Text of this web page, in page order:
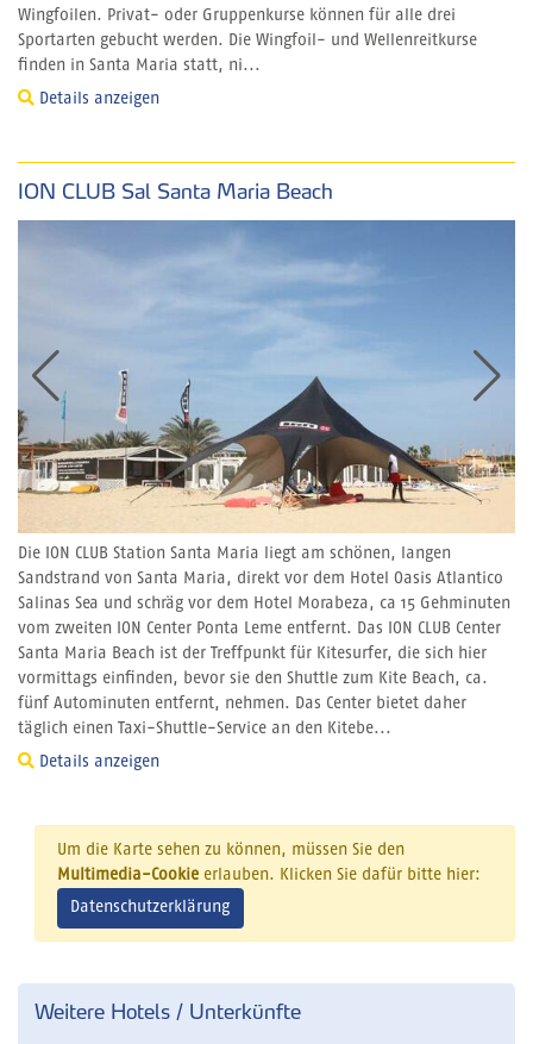
Wingfoilen. Privat- oder Gruppenkurse können für alle drei
Sportarten gebucht werden. Die Wingfoil- und Wellenreitkurse
finden in Santa Maria statt, ni...
Details anzeigen
ION CLUB Sal Santa Maria Beach
Die ION CLUB Station Santa Maria liegt am schönen, langen
Sandstrand von Santa Maria, direkt vor dem Hotel Oasis Atlantico
Salinas Sea und schräg vor dem Hotel Morabeza, ca 15 Gehminuten
vom zweiten ION Center Ponta Leme entfernt. Das ION CLUB Center
Santa Maria Beach ist der Treffpunkt für Kitesurfer, die sich hier
vormittags einfinden, bevor sie den Shuttle zum Kite Beach, ca.
fünf Autominuten entfernt, nehmen. Das Center bietet daher
täglich einen Taxi-Shuttle-Service an den Kitebe...
Details anzeigen
Um die Karte sehen zu können, müssen Sie den
Multimedia-Cookieerlauben. Klicken Sie dafür bitte hier:
Datenschutzerklärung
Weitere Hotels / Unterkünfte